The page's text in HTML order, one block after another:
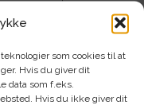
som cookies til at
Hvis du giver dit
data som f.eks.
Hvis du ikke giver dit
der ligger i
bruseniche og
dejlige altan,
til boligens to